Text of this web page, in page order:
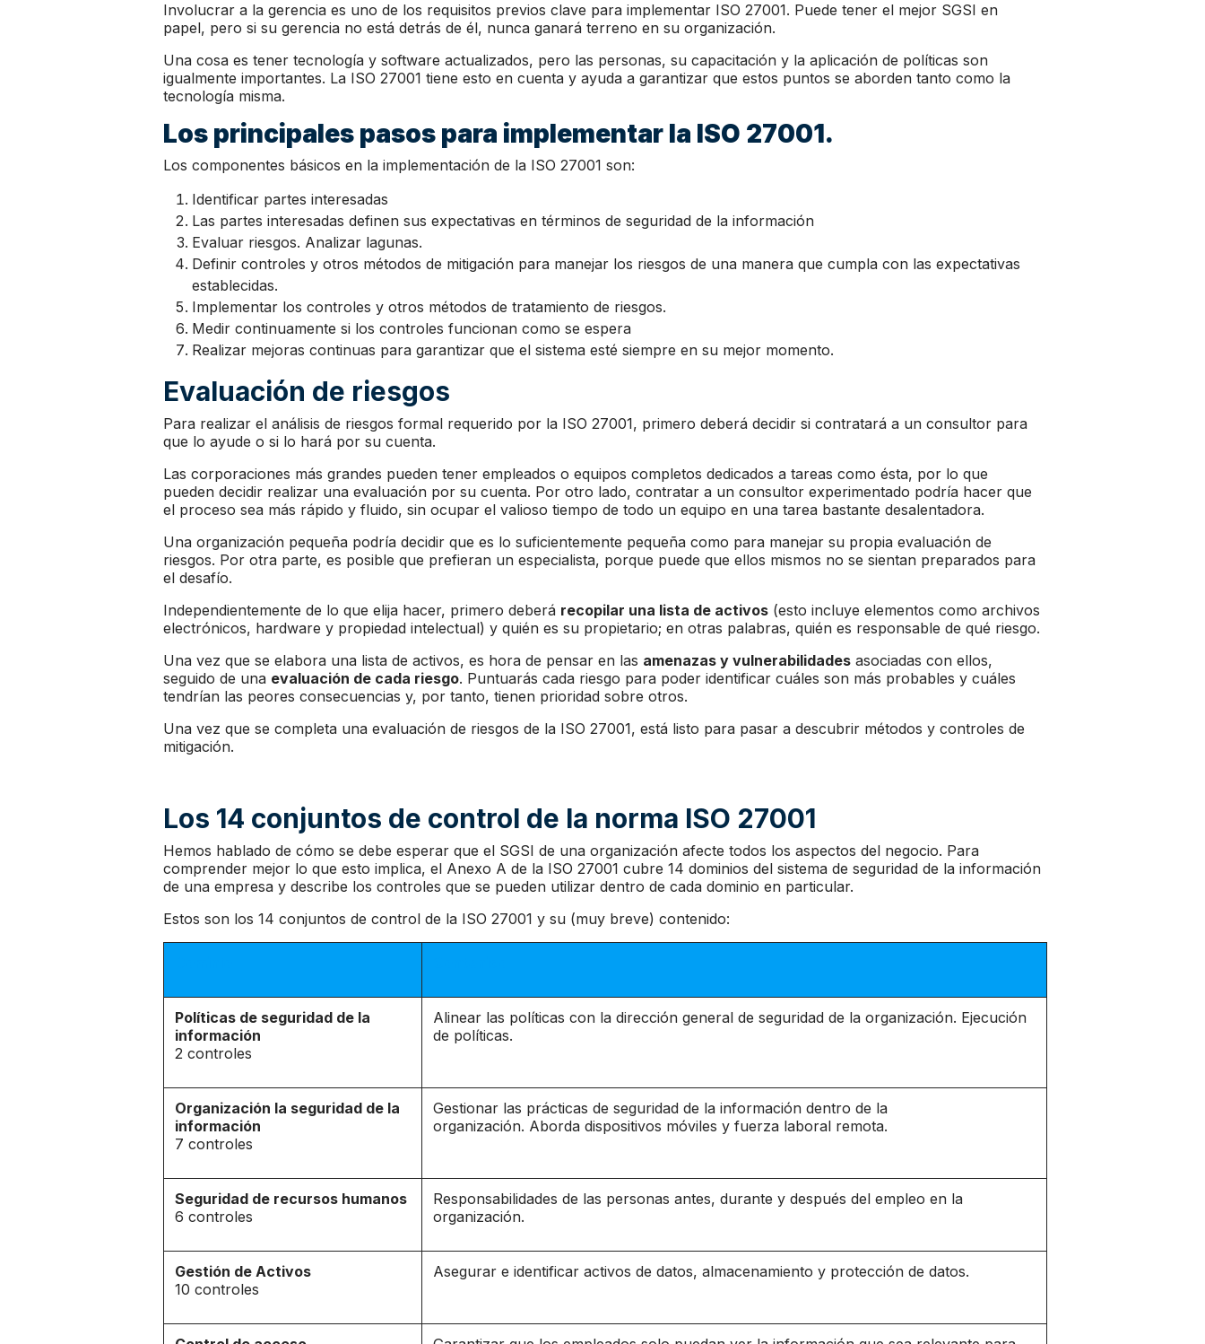
Involucrar a la gerencia es uno de los requisitos previos clave para implementar ISO 27001. Puede tener el mejor SGSI en
papel, pero si su gerencia no está detrás de él, nunca ganará terreno en su organización.
Una cosa es tener tecnología y software actualizados, pero las personas, su capacitación y la aplicación de políticas son
igualmente importantes. La ISO 27001 tiene esto en cuenta y ayuda a garantizar que estos puntos se aborden tanto como la
tecnología misma.
Los principales pasos para implementar la ISO 27001.
Los componentes básicos en la implementación de la ISO 27001 son:
Identificar partes interesadas
Las partes interesadas definen sus expectativas en términos de seguridad de la información
Evaluar riesgos. Analizar lagunas.
Definir controles y otros métodos de mitigación para manejar los riesgos de una manera que cumpla con las expectativas
establecidas.
Implementar los controles y otros métodos de tratamiento de riesgos.
Medir continuamente si los controles funcionan como se espera
Realizar mejoras continuas para garantizar que el sistema esté siempre en su mejor momento.
Evaluación de riesgos
Para realizar el análisis de riesgos formal requerido por la ISO 27001, primero deberá decidir si contratará a un consultor para
que lo ayude o si lo hará por su cuenta.
Las corporaciones más grandes pueden tener empleados o equipos completos dedicados a tareas como ésta, por lo que
pueden decidir realizar una evaluación por su cuenta. Por otro lado, contratar a un consultor experimentado podría hacer que
el proceso sea más rápido y fluido, sin ocupar el valioso tiempo de todo un equipo en una tarea bastante desalentadora.
Una organización pequeña podría decidir que es lo suficientemente pequeña como para manejar su propia evaluación de
riesgos. Por otra parte, es posible que prefieran un especialista, porque puede que ellos mismos no se sientan preparados para
el desafío.
Independientemente de lo que elija hacer, primero deberá recopilar una lista de activos (esto incluye elementos como archivos
electrónicos, hardware y propiedad intelectual) y quién es su propietario; en otras palabras, quién es responsable de qué riesgo.
Una vez que se elabora una lista de activos, es hora de pensar en las amenazas y vulnerabilidades asociadas con ellos,
seguido de una evaluación de cada riesgo. Puntuarás cada riesgo para poder identificar cuáles son más probables y cuáles
tendrían las peores consecuencias y, por tanto, tienen prioridad sobre otros.
Una vez que se completa una evaluación de riesgos de la ISO 27001, está listo para pasar a descubrir métodos y controles de
mitigación.
Los 14 conjuntos de control de la norma ISO 27001
Hemos hablado de cómo se debe esperar que el SGSI de una organización afecte todos los aspectos del negocio. Para
comprender mejor lo que esto implica, el Anexo A de la ISO 27001 cubre 14 dominios del sistema de seguridad de la información
de una empresa y describe los controles que se pueden utilizar dentro de cada dominio en particular.
Estos son los 14 conjuntos de control de la ISO 27001 y su (muy breve) contenido:
Políticas de seguridad de la
información
2 controles
Alinear las políticas con la dirección general de seguridad de la organización. Ejecución
de políticas.
Organización la seguridad de la
información
7 controles
Gestionar las prácticas de seguridad de la información dentro de la
organización. Aborda dispositivos móviles y fuerza laboral remota.
Seguridad de recursos humanos
6 controles
Responsabilidades de las personas antes, durante y después del empleo en la
organización.
Gestión de Activos
10 controles
Asegurar e identificar activos de datos, almacenamiento y protección de datos.